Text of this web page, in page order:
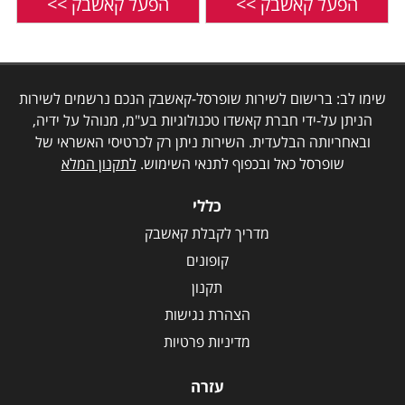
שימו לב: ברישום לשירות שופרסל-קאשבק הנכם נרשמים לשירות
הניתן על-ידי חברת קאשדו טכנולוגיות בע"מ, מנוהל על ידיה,
ובאחריותה הבלעדית. השירות ניתן רק לכרטיסי האשראי של
שופרסל כאל ובכפוף לתנאי השימוש.לתקנון המלא
כללי
מדריך לקבלת קאשבק
קופונים
תקנון
הצהרת נגישות
מדיניות פרטיות
עזרה